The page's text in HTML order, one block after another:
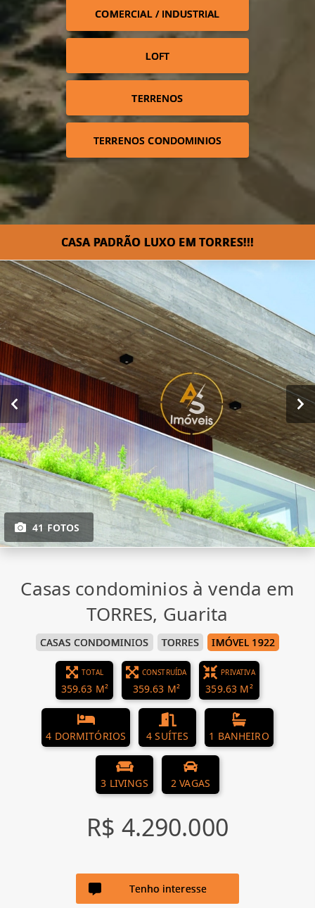
COMERCIAL / INDUSTRIAL
LOFT
TERRENOS
TERRENOS CONDOMINIOS
CASA PADRÃO LUXO EM TORRES!!!
41 FOTOS
Casas condominios à venda em
TORRES, Guarita
CASAS CONDOMINIOS TORRES IMÓVEL 1922
TOTAL
359.63 M²
CONSTRUÍDA
359.63 M²
PRIVATIVA
359.63 M²
4 DORMITÓRIOS 4 SUÍTES 1 BANHEIRO
3 LIVINGS 2 VAGAS
R$ 4.290.000
Tenho interesse